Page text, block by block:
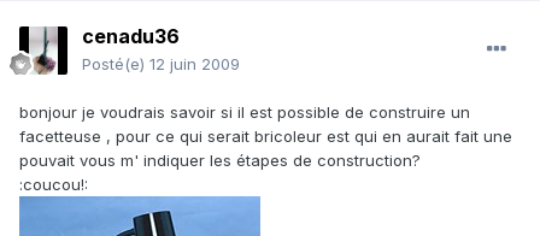
cenadu36
Posté(e) 12 juin 2009
bonjour je voudrais savoir si il est possible de construire un
facetteuse , pour ce qui serait bricoleur est qui en aurait fait une
pouvait vous m' indiquer les étapes de construction?
:coucou!: